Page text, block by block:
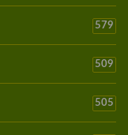
579
509
505